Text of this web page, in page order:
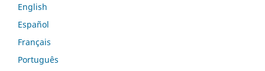
English
Español
Français
Português